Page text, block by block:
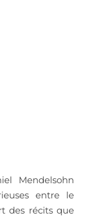
Mendelsohn
entre le
des récits que